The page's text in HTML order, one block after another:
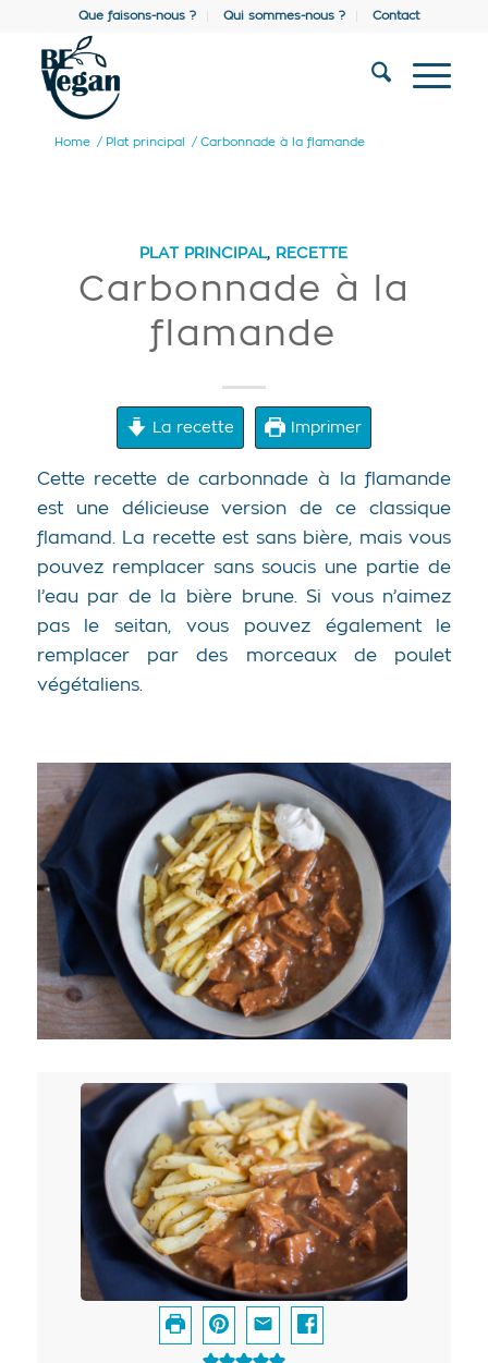
Que faisons-nous ? Qui sommes-nous ? Contact
Home / Plat principal / Carbonnade à la flamande
PLAT PRINCIPAL, RECETTE
Carbonnade à la
flamande
La recette Imprimer
Cette recette de carbonnade à la flamande
est une délicieuse version de ce classique
flamand. La recette est sans bière, mais vous
pouvez remplacer sans soucis une partie de
l’eau par de la bière brune. Si vous n’aimez
pas le seitan, vous pouvez également le
remplacer par des morceaux de poulet
végétaliens.